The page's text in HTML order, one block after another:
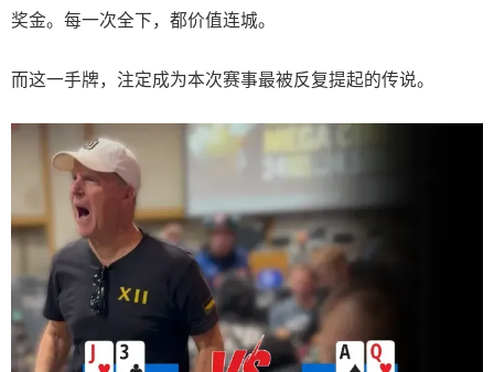
奖金。每一次全下，都价值连城。
而这一手牌，注定成为本次赛事最被反复提起的传说。